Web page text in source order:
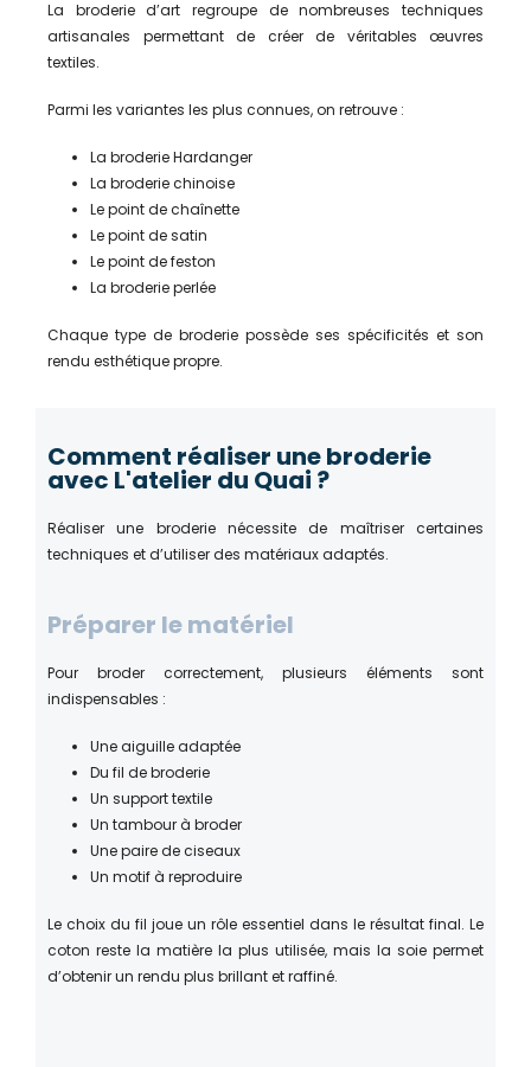
La broderie d’art regroupe de nombreuses techniques
artisanales permettant de créer de véritables œuvres
textiles.
Parmi les variantes les plus connues, on retrouve :
La broderie Hardanger
La broderie chinoise
Le point de chaînette
Le point de satin
Le point de feston
La broderie perlée
Chaque type de broderie possède ses spécificités et son
rendu esthétique propre.
Comment réaliser une broderie
avec L'atelier du Quai ?
Réaliser une broderie nécessite de maîtriser certaines
techniques et d’utiliser des matériaux adaptés.
Préparer le matériel
Pour broder correctement, plusieurs éléments sont
indispensables :
Une aiguille adaptée
Du fil de broderie
Un support textile
Un tambour à broder
Une paire de ciseaux
Un motif à reproduire
Le choix du fil joue un rôle essentiel dans le résultat final. Le
coton reste la matière la plus utilisée, mais la soie permet
d’obtenir un rendu plus brillant et raffiné.